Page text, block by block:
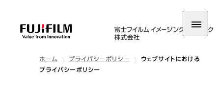
ホーム プライバシーポリシー
ウェブサイトにおける
プライバシーポリシー